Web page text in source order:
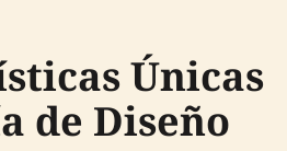
Únicas
de Diseño